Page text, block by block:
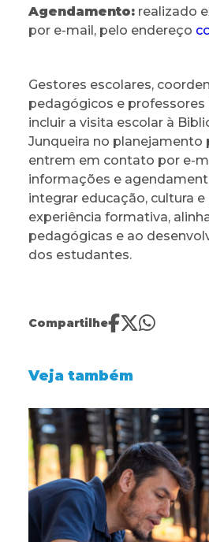
Agendamento: realizado
por e-mail, pelo endereço
Gestores escolares,
pedagógicos e
incluir a visita escolar à
Junqueira no planejamento
entrem em contato por e-
informações e
integrar educação, cultura
experiência formativa,
pedagógicas e ao
dos estudantes.
Compartilhe
Veja também